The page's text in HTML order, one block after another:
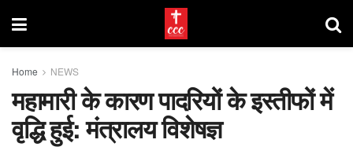
Home NEWS
महामारी के कारण पादरियों के इस्तीफों में
वृद्धि हुई: मंत्रालय विशेषज्ञ